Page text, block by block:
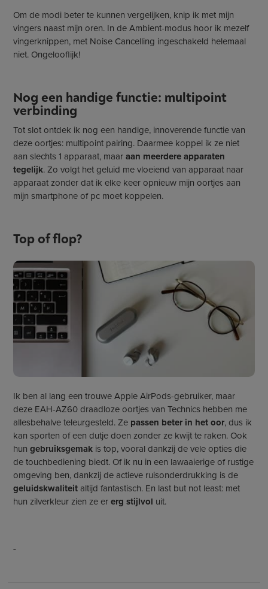
Om de modi beter te kunnen vergelijken, knip ik met mijn
vingers naast mijn oren. In de Ambient-modus hoor ik mezelf
vingerknippen, met Noise Cancelling ingeschakeld helemaal
niet. Ongelooflijk!
Nog een handige functie: multipoint
verbinding
Tot slot ontdek ik nog een handige, innoverende functie van
deze oortjes: multipoint pairing. Daarmee koppel ik ze niet
aan slechts 1 apparaat, maaraan meerdere apparaten
tegelijk. Zo volgt het geluid me vloeiend van apparaat naar
apparaat zonder dat ik elke keer opnieuw mijn oortjes aan
mijn smartphone of pc moet koppelen.
Top of flop?
Ik ben al lang een trouwe Apple AirPods-gebruiker, maar
deze EAH-AZ60 draadloze oortjes van Technics hebben me
allesbehalve teleurgesteld. Ze passen beter in het oor, dus ik
kan sporten of een dutje doen zonder ze kwijt te raken. Ook
hungebruiksgemak is top, vooral dankzij de vele opties die
de touchbediening biedt. Of ik nu in een lawaaierige of rustige
omgeving ben, dankzij de actieve ruisonderdrukking is de
geluidskwaliteitaltijd fantastisch. En last but not least: met
hun zilverkleur zien ze ererg stijlvol uit.